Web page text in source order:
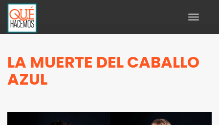
Toggle
LA MUERTE DEL CABALLO
AZUL